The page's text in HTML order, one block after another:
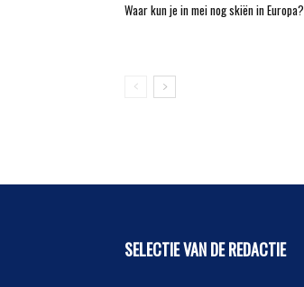
Waar kun je in mei nog skiën in Europa?
SELECTIE VAN DE REDACTIE